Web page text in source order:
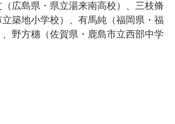
広島県・県立湯来南高校）、三枝脩
立築地小学校）、有馬純（福岡県・福
野方穗（佐賀県・鹿島市立西部中学